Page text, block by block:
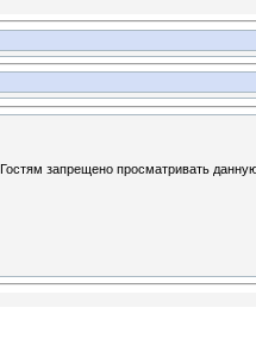
Гостям запрещено просматривать